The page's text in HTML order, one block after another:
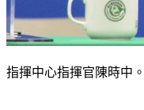
指揮中心指揮官陳時中